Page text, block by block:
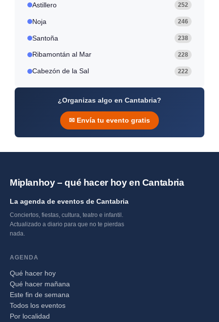
Astillero 252
Noja 246
Santoña 238
Ribamontán al Mar 228
Cabezón de la Sal 222
¿Organizas algo en Cantabria?
✉ Envía tu evento gratis
Miplanhoy – qué hacer hoy en Cantabria
La agenda de eventos de Cantabria
Conciertos, fiestas, cultura, teatro e infantil.
Actualizado a diario para que no te pierdas
nada.
AGENDA
Qué hacer hoy
Qué hacer mañana
Este fin de semana
Todos los eventos
Por localidad